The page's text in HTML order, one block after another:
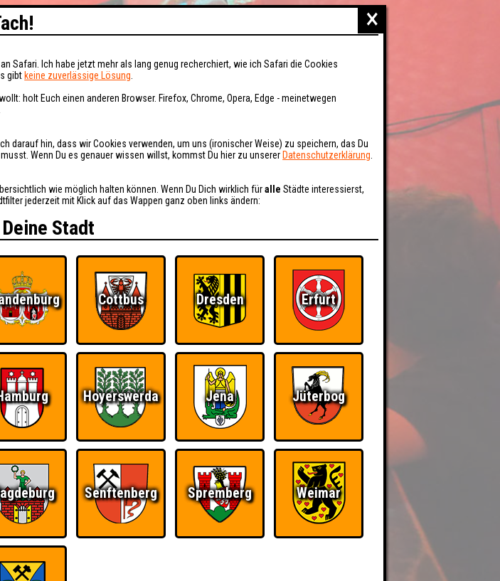
×
Safari. Ich habe jetzt mehr als lang genug recherchiert, wie ich Safari die Cookies
gibt keine zuverlässige Lösung
holt Euch einen anderen Browser. Firefox, Chrome, Opera, Edge - meinetwegen
darauf hin, dass wir Cookies verwenden, um uns (ironischer Weise) zu speichern, das Du
Wenn Du es genauer wissen willst, kommst Du hier zu unserer Datenschutzerklärung
wie möglich halten können. Wenn Du Dich wirklich füralle Städte interessierst,
jederzeit mit Klick auf das Wappen ganz oben links ändern:
Stadt
Cottbus Dresden Erfurt
Hoyerswerda Jena Jüterbog
Senftenberg Spremberg Weimar